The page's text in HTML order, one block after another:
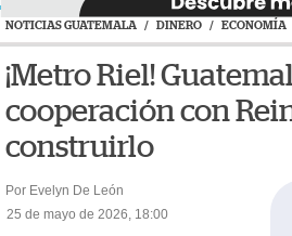
NOTICIAS GUATEMALA / DINERO / ECONOMÍA
¡Metro Riel!
cooperación con
construirlo
Por Evelyn De León
25 de mayo de 2026, 18:00